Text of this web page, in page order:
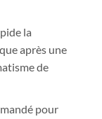
la
après une
de
pour